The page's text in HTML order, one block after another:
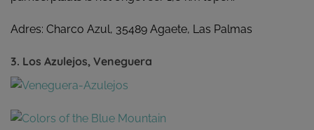
Adres: Charco Azul, 35489 Agaete, Las Palmas
3. Los Azulejos, Veneguera